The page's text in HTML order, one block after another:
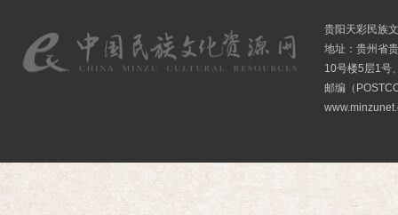
贵阳天彩民族
地址：贵州省
10号楼5层1号
邮编（